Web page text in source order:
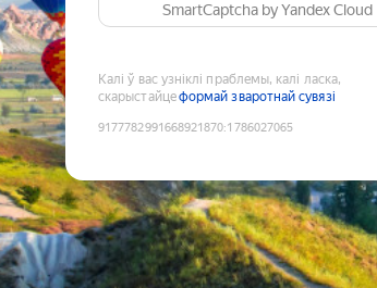
SmartCaptcha by Yandex Cloud
Калі ў вас узніклі праблемы, калі ласка,
скарыстайцеформай зваротнай сувязі
9177782991668921870:1786027065